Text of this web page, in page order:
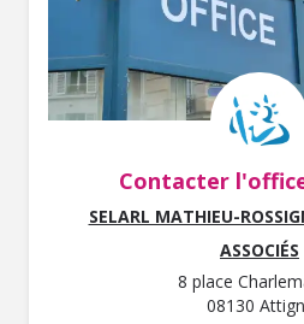
Contacter
SELARL MATHIEU-
ASSOCIÉS
8 place
08130